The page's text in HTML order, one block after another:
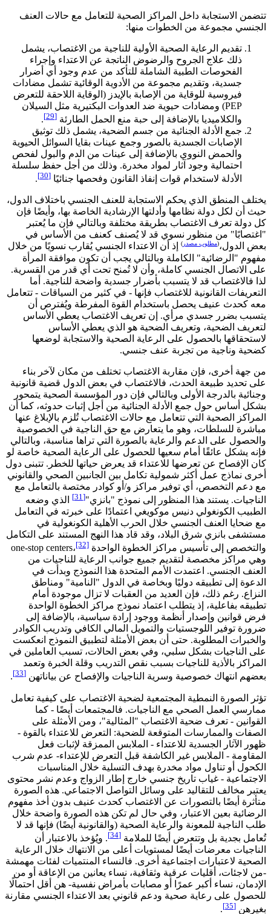
تتضمن الاستجابة داخل المراكز الصحية للتعامل مع حالات العنف
الجنسي مجموعة من الخطوات منها:
تقديم الرعاية الصحية الأولية للناجية من الاغتصاب، يشمل
ذلك علاج الجروح والرضوض الناتجة عن الاعتداء وإجراء
الفحوصات الطبية الشاملة للتأكد من عدم وجود أي أضرار
جسدية، وتقديم مجموعة من الأدوية الوقائية تشمل مضادات
فيروسية للوقاية من الإصابة بالإيدز (الوقاية اللاحقة للتعرض
PEP) ومضادات حيوية ضد العدوات البكتيرية مثل السيلان
والكلاميديا بالإضافة إلى حبة منع الحمل الطارئة [29]
.
جمع الأدلة الجنائية من جسم الضحية، يشمل ذلك توثيق
الإصابات الجسدية بالصور وجمع عينات بقايا السوائل الحيوية
والحمض النووي بالإضافة إلى عينات من الدم والبول لفحص
احتمالية وجود آثار لمواد مخدرة. وذلك من أجل حفظ سلسلة
الأدلة لاستخدام قوات إنفاذ القانون وفحصها جنائيًا [30]
.
يختلف المنطق الذي يحكم الاستجابة للعنف الجنسي باختلاف الدول،
حيث أن لكل دولة نظامها وأدلتها الإرشادية الخاصة بها، وأيضًا فإن
كل دولة تعرف الاغتصاب بطريقة مختلفة وبالتالي فإن ما يُعتبر
"اغتصابًا" من منظور نسوي قد لا يُصنف كعنف من الأساس في
بعض الدول،(مطلوب مصدر )
إذ أن الاعتداء الجنسي يُقارب نسويًا من خلال
مفهوم "الرضائية" الكاملة وبالتالي يجب أن تكون موافقة المرأة
على الاتصال الجنسي كاملة، وأن لا تُمنح تحت أي قدر من القسرية.
لذا فالاغتصاب قد لا يتسبب بأضرار جسدية واضحة للناجية. أما
التعريفات القانونية للاغتصاب فإنها - في كثير من السياقات - تتعامل
معه كحدث عنيف يحصل باستخدام القوة المفرطة ويُفترص أن
يتسبب بضرر جسدي مرأي. إن تعريف الاغتصاب يعطي الأساس
لتعريف الضحية، وتعريف الضحية هو الذي يعطي الأساس
لاستحقاقها بالحصول على الرعاية الصحية والاستجابة لوضعها
كضحية وناجية من تجربة عنف جنسي.
من جهة أخرى، فإن مقاربة الاغتصاب تختلف من مكان لآخر بناء
على تحديد طبيعة الحدث، فالاغتصاب في بعض الدول قضية قانونية
وجنائية بالدرجة الأولى وبالتالي فإن دور المؤسسة الصحية يتمحور
بشكل أساس حول جمع الأدلة الجنائية من أجل إثبات حدوثه، كما أن
المراكز الصحية التي تتعامل مع حالات الاغتصاب تُلزم بالإبلاغ عنها
مباشرة للسلطات، وهو ما يتعارض مع حق الناجية في الخصوصية
والحصول على الدعم والرعاية بالصورة التي تراها مناسبة، وبالتالي
فإنه يشكل عائقًا أمام سعيها للحصول على الرعاية الصحية خاصة لو
كان الإفصاح عن تعرضها للاعتداء قد يعرض حياتها للخطر. تتبنى دول
أخرى نماذج عمل أكثر شمولية تكامل بين الجانبين الصحي والقانوني
مع دعم التخصص، أي توفير مراكز و/أو كوادر مختصة بالتعامل مع
الناجيات. يستند هذا المنظور إلى نموذج "بانزي"[31]
الذي وضعه
الطبيب الكونغولي دنيس موكويغي اعتمادًا على خبرته في التعامل
مع ضحايا العنف الجنسي خلال الحرب الأهلية الكونغولية في
مستشفى بانزي شرق البلاد، وقد قاد هذا النهج المستند على التكامل
والتخصص إلى تأسيس مراكز الخطوة الواحدة one-stop centers، [32]
وهي مراكز مخصصة لتقديم جميع جوانب الرعاية للناجيات من
العنف الجنسي. اعتمدت الأمم المتحدة هذا النموذج وبدأت في
الدعوة إلى تطبيقه دوليًا وبخاصة في الدول "النامية" ومناطق
النزاع. رغم ذلك، فإن العديد من العقبات لا تزال موجودة أمام
تطبيقه بفاعلية، إذ يتطلب اعتماد نموذج مراكز الخطوة الواحدة
فرض قوانين وإصدار أنظمة ووجود إرادة سياسية، بالإضافة إلى
ضرورة توفير اللوجستيات والتمويل المالي الكافي وتدريب الكوادر
والخبرات المطلوبة. حتى أن بعض الأمثلة لتطبيق النموذج انعكست
على الناجيات بشكل سلبي، وفي بعض الحالات، تسبب العاملين في
المراكز بالأذية للناجيات بسبب نقص التدريب وقلة الخبرة وتعمد
بعضهم انتهاك خصوصية وسرية الناجيات والإفصاح عن بياناتهن [33]
.
تؤثر الصورة النمطية المجتمعية لضحية الاغتصاب على كيفية تعامل
ممارسي العمل الصحي مع الناجيات. فالمجتمعات أيضًا - كما
القوانين - تعرف ضحية الاغتصاب "المثالية"، ومن الأمثلة على
الصفات والممارسات المتوقعة للضحية: التعرض للاعتداء بالقوة -
ظهور الآثار الجسدية للاعتداء - الملابس الممزقة لإثبات فعل
المقاومة - الملابس غير الكاشفة قبل التعرض للإعتداء- عدم شرب
الكحول أو تناول مواد مخدرة بهدف التسلية خلال المناسبات
الاجتماعية - غياب تاريخ جنسي خارج إطار الزواج وعدم نشر محتوى
يعتبر مخالف للتقاليد على وسائل التواصل الاجتماعي. هذه الصورة
متأثرة أيضًا بالتصورات عن الاغتصاب كحدث عنيف بدون أخذ مفهوم
الرضائية بعين الاعتبار، وفي حال لم تكن هذه الصورة واضحة خلال
طلب الناجية للمعونة والرعاية الصحية (والقانونية أيضًا) فإنها قد لا
تُعامل بجدية بل وتتعرض أيضًا للملامة [34]
. ويُؤخذ بالاعتبار أن
الناجيات معرضات أيضًا لمستويات أعلى من الانتهاك خلال الرعاية
الصحية لاعتبارات اجتماعية أخرى. فالنساء المنتميات لفئات مهمشة
-من لاجئات، أقليات عرقية وثقافية، نساء يعانين من الإعاقة أو من
الإدمان، نساء أكبر عمرًا أو مصابات بأمراض نفسية- هن أقل احتمالًا
للحصول على رعاية صحية ودعم قانوني بعد الاعتداء الجنسي مقارنة
بغيرهن [35]
.